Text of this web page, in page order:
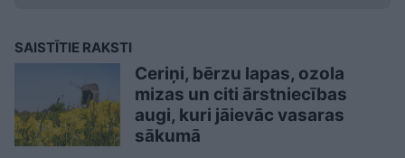
SAISTĪTIE RAKSTI
Ceriņi, bērzu lapas, ozola
mizas un citi ārstniecības
augi, kuri jāievāc vasaras
sākumā